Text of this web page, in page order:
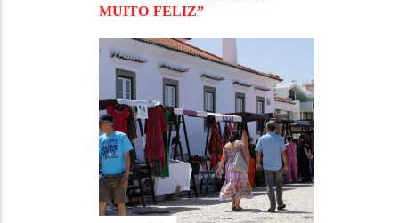
MUITO FELIZ”